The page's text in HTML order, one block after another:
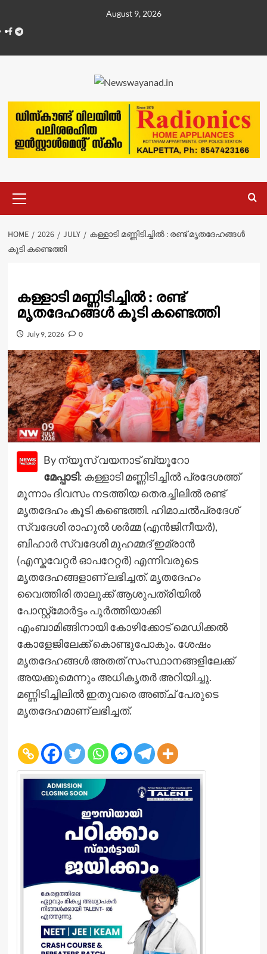
content
August 9, 2026
Facebook
Telegram
Menu
HOME 2026 JULY
കള്ളാടി മണ്ണിടിച്ചിൽ : രണ്ട് മൃതദേഹങ്ങൾ
കൂടി കണ്ടെത്തി
കള്ളാടി മണ്ണിടിച്ചിൽ : രണ്ട്
മൃതദേഹങ്ങൾ കൂടി കണ്ടെത്തി
July 9, 2026 0
By ന്യൂസ് വയനാട് ബ്യൂറോ
മേപ്പാടി: കള്ളാടി മണ്ണിടിച്ചിൽ പ്രദേശത്ത്
മൂന്നാം ദിവസം നടത്തിയ തെരച്ചിലിൽ രണ്ട്
മൃതദേഹം കൂടി കണ്ടെത്തി. ഹിമാചൽപ്രദേശ്
സ്വദേശി രാഹുൽ ശർമ്മ (എൻജിനീയർ),
ബിഹാർ സ്വദേശി മുഹമ്മദ് ഇമ്രാൻ
(എസ്കവേറ്റർ ഓപറേറ്റർ) എന്നിവരുടെ
മൃതദേഹങ്ങളാണ് ലഭിച്ചത്. മൃതദേഹം
വൈത്തിരി താലൂക്ക് ആശുപത്രിയില്‍
പോസ്റ്റ്മോർട്ടം പൂർത്തിയാക്കി
എംബാമിങ്ങിനായി കോഴിക്കോട് മെഡിക്കൽ
കോളേജിലേക്ക് കൊണ്ടുപോകും. ശേഷം
മൃതദേഹങ്ങൾ അതത് സംസ്ഥാനങ്ങളിലേക്ക്
അയക്കുമെന്നും അധികൃതർ അറിയിച്ചു.
മണ്ണിടിച്ചിലില്‍ ഇതുവരെ അഞ്ച് പേരുടെ
മൃതദേഹമാണ് ലഭിച്ചത്.